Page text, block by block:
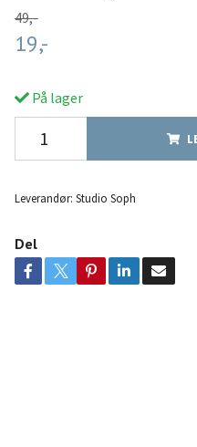
49,-
19,-
På lager
Leverandør: Studio Soph
Del